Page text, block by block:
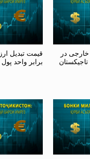
در
قیمت تبدیل
برابر واحد